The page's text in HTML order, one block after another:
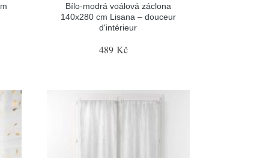
Bílo-modrá voálová záclona
140x280 cm Lisana – douceur
d'intérieur
489 Kč